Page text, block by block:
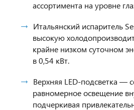
ассортимента на уровне
Итальянский испаритель
высокую
крайне низком суточном
в 0,54 кВт.
Верхняя LED-подсветка —
равномерное освещение
подчеркивая